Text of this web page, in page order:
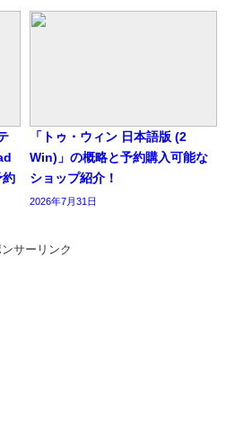
約
「トゥ・ウィン 日本語版 (2
Win)」の概略と予約購入可能な
ショップ紹介！
2026年7月31日
ンサーリンク